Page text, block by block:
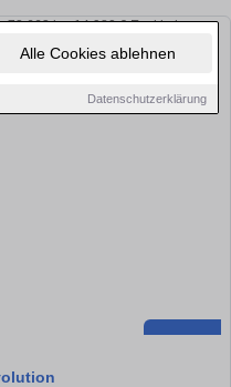
Alle Cookies ablehnen
Datenschutzerklärung